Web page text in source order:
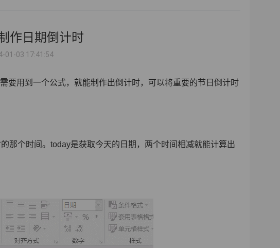
作日期倒计时
01-03 17:41:54
要用到一个公式，就能制作出倒计时，可以将重要的节日倒计时
那个时间。today是获取今天的日期，两个时间相减就能计算出